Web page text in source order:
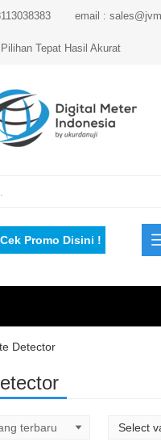
email :
Pilihan Tepat Hasil Akurat
Cek Promo Disini !
Detector